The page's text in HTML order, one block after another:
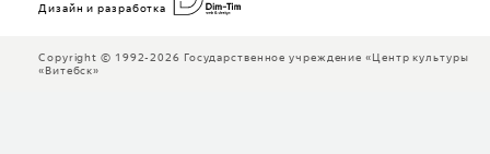
Дизайн и разработка
Copyright © 1992-2026 Государственное учреждение «Центр культуры
«Витебск»